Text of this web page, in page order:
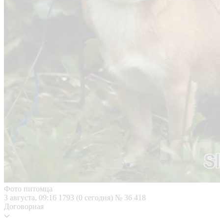
Фото питомца
3 августа, 09:16 1793 (0 сегодня) № 36 418
Договорная